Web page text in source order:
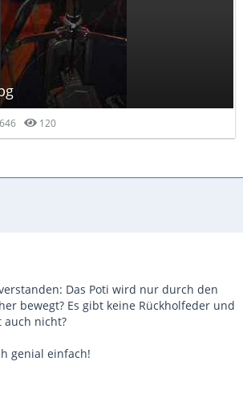
120
Das Poti wird nur durch den
bewegt? Es gibt keine Rückholfeder und
auch nicht?
genial einfach!